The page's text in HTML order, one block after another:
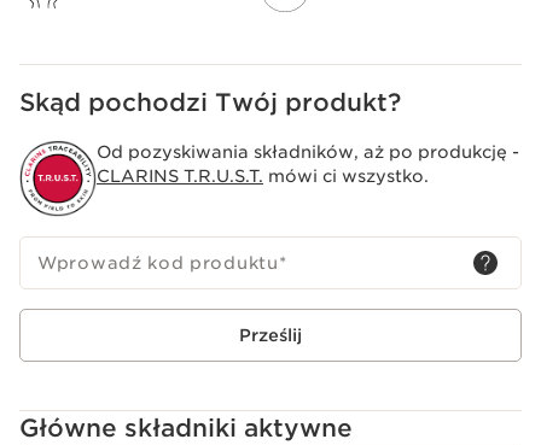
Skąd pochodzi Twój produkt?
Od pozyskiwania składników, aż po produkcję -
CLARINS T.R.U.S.T. mówi ci wszystko.
Wprowadź kod produktu*
Prześlij
Główne składniki aktywne